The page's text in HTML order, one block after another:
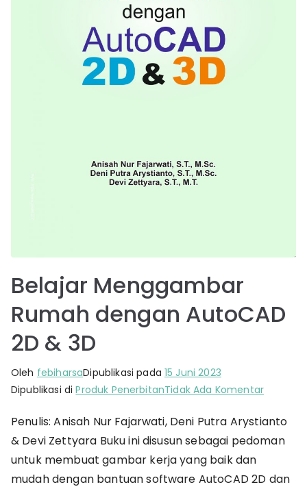
Belajar Menggambar
Rumah dengan AutoCAD
2D & 3D
Oleh febiharsaDipublikasi pada 15 Juni 2023
Dipublikasi diProduk PenerbitanTidak Ada Komentarpada
Rumah
AutoCAD
Penulis: Anisah Nur Fajarwati, Deni Putra Arystianto
& Devi Zettyara Buku ini disusun sebagai pedoman
untuk membuat gambar kerja yang baik dan
mudah dengan bantuan software AutoCAD 2D dan